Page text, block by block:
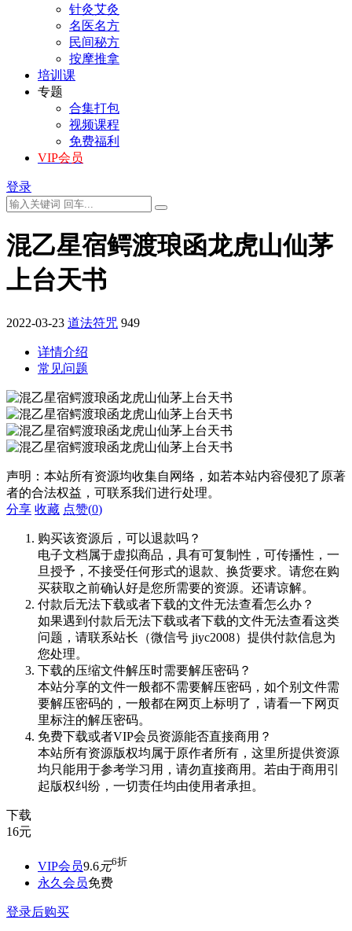
针灸艾灸
名医名方
民间秘方
按摩推拿
培训课
专题
合集打包
视频课程
免费福利
VIP会员
登录
混乙星宿鳄渡琅函龙虎山仙茅
上台天书
2022-03-23 道法符咒 949
详情介绍
常见问题
声明：本站所有资源均收集自网络，如若本站内容侵犯了原著
者的合法权益，可联系我们进行处理。
分享 收藏 点赞(0)
购买该资源后，可以退款吗？
电子文档属于虚拟商品，具有可复制性，可传播性，一
旦授予，不接受任何形式的退款、换货要求。请您在购
买获取之前确认好是您所需要的资源。还请谅解。
付款后无法下载或者下载的文件无法查看怎么办？
如果遇到付款后无法下载或者下载的文件无法查看这类
问题，请联系站长（微信号 jiyc2008）提供付款信息为
您处理。
下载的压缩文件解压时需要解压密码？
本站分享的文件一般都不需要解压密码，如个别文件需
要解压密码的，一般都在网页上标明了，请看一下网页
里标注的解压密码。
免费下载或者VIP会员资源能否直接商用？
本站所有资源版权均属于原作者所有，这里所提供资源
均只能用于参考学习用，请勿直接商用。若由于商用引
起版权纠纷，一切责任均由使用者承担。
下载
16元
VIP会员9.6元6折
永久会员免费
登录后购买